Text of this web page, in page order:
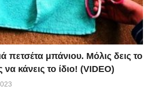
πιο βαθιά και να
δοκιμαστεί με αρκετά με αρκετά
ικανοποιητικά αποτελέσματα.
πετσέτα μπάνιου. Μόλις δεις το
να κάνεις το ίδιο! (VIDEO)